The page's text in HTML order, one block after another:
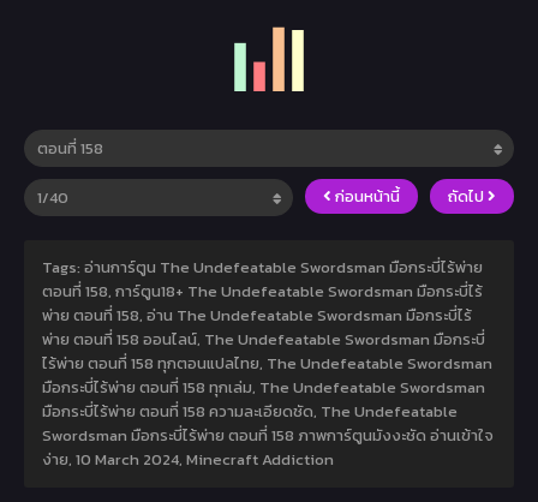
ก่อนหน้านี้ ถัดไป
Tags: อ่านการ์ตูน The Undefeatable Swordsman มือกระบี่ไร้พ่าย
ตอนที่ 158, การ์ตูน18+ The Undefeatable Swordsman มือกระบี่ไร้
พ่าย ตอนที่ 158, อ่าน The Undefeatable Swordsman มือกระบี่ไร้
พ่าย ตอนที่ 158 ออนไลน์, The Undefeatable Swordsman มือกระบี่
ไร้พ่าย ตอนที่ 158 ทุกตอนแปลไทย, The Undefeatable Swordsman
มือกระบี่ไร้พ่าย ตอนที่ 158 ทุกเล่ม, The Undefeatable Swordsman
มือกระบี่ไร้พ่าย ตอนที่ 158 ความละเอียดชัด, The Undefeatable
Swordsman มือกระบี่ไร้พ่าย ตอนที่ 158 ภาพการ์ตูนมังงะชัด อ่านเข้าใจ
ง่าย, 10 March 2024, Minecraft Addiction